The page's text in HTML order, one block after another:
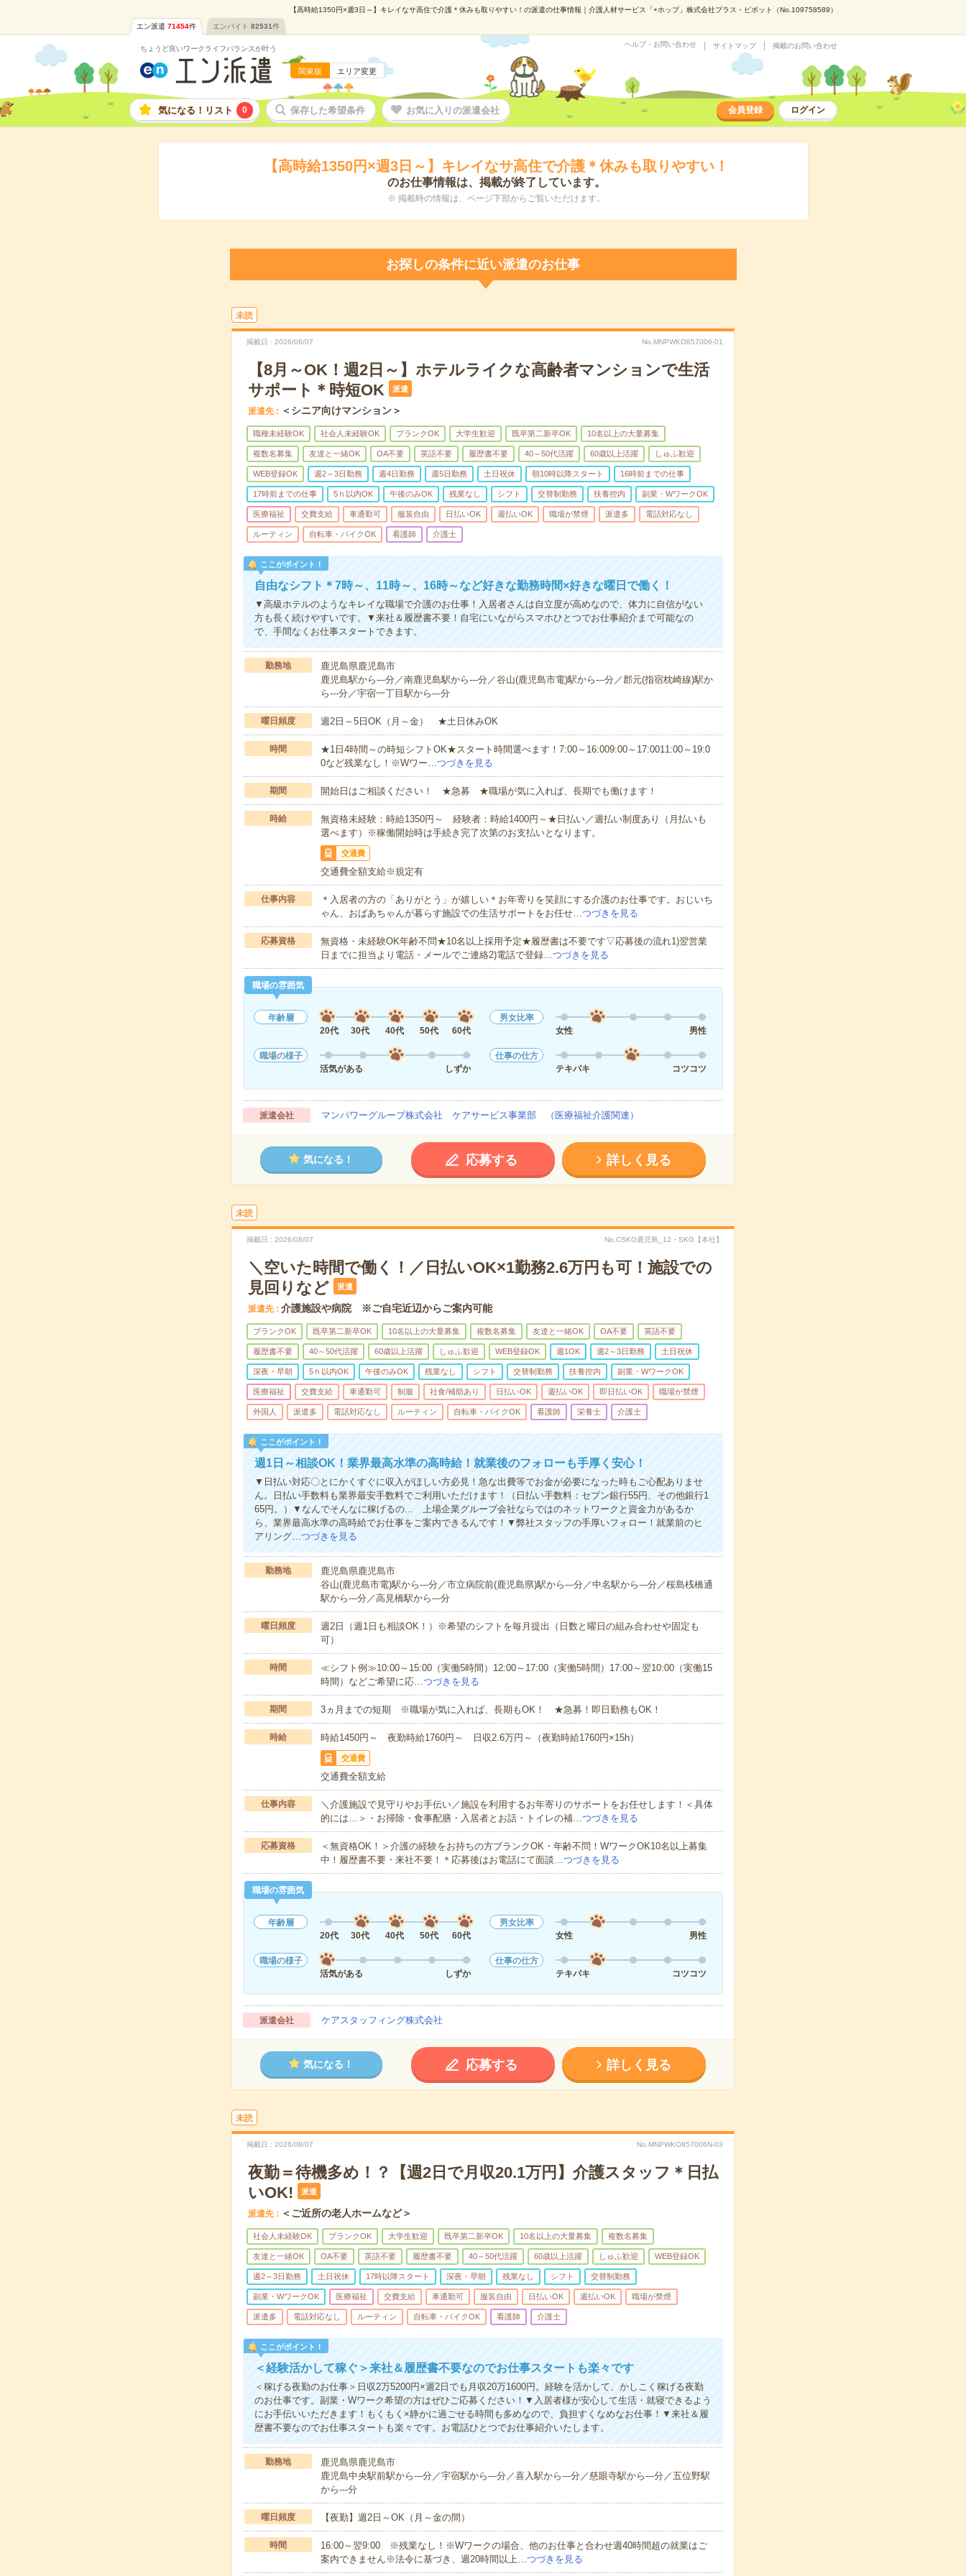
【高時給1350円×週3日～】キレイなサ高住で介護＊休みも取りやすい！の派遣の仕事情報｜介護人材サービス「+ホップ」株式会社プラス・ピボット（No.109758589）
エン派遣 71454件 エンバイト 82531件
ちょうど良いワークライフバランスが叶う
関東版 エリア変更
ヘルプ・お問い合わせ サイトマップ 掲載のお問い合わせ
気になる！リスト 0 保存した希望条件 お気に入りの派遣会社 会員登録 ログイン
【高時給1350円×週3日～】キレイなサ高住で介護＊休みも取りやすい！
のお仕事情報は、掲載が終了しています。
※ 掲載時の情報は、ページ下部からご覧いただけます。
お探しの条件に近い派遣のお仕事
未読
掲載日 2026/08/07 No.MNPWKO857006-01
【8月～OK！週2日～】ホテルライクな高齢者マンションで生活
サポート＊時短OK
派遣
派遣先 ＜シニア向けマンション＞
職種未経験OK 社会人未経験OK ブランクOK 大学生歓迎 既卒第二新卒OK 10名以上の大量募集
複数名募集 友達と一緒OK OA不要 英語不要 履歴書不要 40～50代活躍 60歳以上活躍 しゅふ歓迎
WEB登録OK 週2～3日勤務 週4日勤務 週5日勤務 土日祝休 朝10時以降スタート 16時前までの仕事
17時前までの仕事 5ｈ以内OK 午後のみOK 残業なし シフト 交替制勤務 扶養控内 副業・WワークOK
医療福祉 交費支給 車通勤可 服装自由 日払いOK 週払いOK 職場が禁煙 派遣多 電話対応なし
ルーティン 自転車・バイクOK 看護師 介護士
ここがポイント！
自由なシフト＊7時～、11時～、16時～など好きな勤務時間×好きな曜日で働く！
▼高級ホテルのようなキレイな職場で介護のお仕事！入居者さんは自立度が高めなので、体力に自信がない
方も長く続けやすいです。▼来社＆履歴書不要！自宅にいながらスマホひとつでお仕事紹介まで可能なの
で、手間なくお仕事スタートできます。
勤務地
鹿児島県鹿児島市
鹿児島駅から---分／南鹿児島駅から---分／谷山(鹿児島市電)駅から---分／郡元(指宿枕崎線)駅か
ら---分／宇宿一丁目駅から---分
曜日頻度 週2日～5日OK（月～金） ★土日休みOK
時間
★1日4時間～の時短シフトOK★スタート時間選べます！7:00～16:009:00～17:0011:00～19:0
0など残業なし！※Wワー…つづきを見る
期間 開始日はご相談ください！ ★急募 ★職場が気に入れば、長期でも働けます！
時給
無資格未経験：時給1350円～ 経験者：時給1400円～★日払い／週払い制度あり（月払いも
選べます）※稼働開始時は手続き完了次第のお支払いとなります。
交通費
交通費全額支給※規定有
仕事内容
＊入居者の方の「ありがとう」が嬉しい＊お年寄りを笑顔にする介護のお仕事です。おじいち
ゃん、おばあちゃんが暮らす施設での生活サポートをお任せ…つづきを見る
応募資格
無資格・未経験OK年齢不問★10名以上採用予定★履歴書は不要です▽応募後の流れ1)翌営業
日までに担当より電話・メールでご連絡2)電話で登録…つづきを見る
職場の雰囲気
年齢層
20代
30代 40代 50代 60代
男女比率
女性
男性
職場の様子
活気がある
しずか
仕事の仕方
テキパキ
コツコツ
派遣会社 マンパワーグループ株式会社 ケアサービス事業部 （医療福祉介護関連）
気になる！ 応募する 詳しく見る
未読
掲載日 2026/08/07 No.CSKO鹿児島_12・SKG【本社】
＼空いた時間で働く！／日払いOK×1勤務2.6万円も可！施設での
見回りなど
派遣
派遣先 介護施設や病院 ※ご自宅近辺からご案内可能
ブランクOK 既卒第二新卒OK 10名以上の大量募集 複数名募集 友達と一緒OK OA不要 英語不要
履歴書不要 40～50代活躍 60歳以上活躍 しゅふ歓迎 WEB登録OK 週1OK 週2～3日勤務 土日祝休
深夜・早朝 5ｈ以内OK 午後のみOK 残業なし シフト 交替制勤務 扶養控内 副業・WワークOK
医療福祉 交費支給 車通勤可 制服 社食/補助あり 日払いOK 週払いOK 即日払いOK 職場が禁煙
外国人 派遣多 電話対応なし ルーティン 自転車・バイクOK 看護師 栄養士 介護士
ここがポイント！
週1日～相談OK！業界最高水準の高時給！就業後のフォローも手厚く安心！
▼日払い対応〇とにかくすぐに収入がほしい方必見！急な出費等でお金が必要になった時もご心配ありませ
ん。日払い手数料も業界最安手数料でご利用いただけます！（日払い手数料：セブン銀行55円、その他銀行1
65円。）▼なんでそんなに稼げるの... 上場企業グループ会社ならではのネットワークと資金力があるか
ら、業界最高水準の高時給でお仕事をご案内できるんです！▼弊社スタッフの手厚いフォロー！就業前のヒ
アリング…つづきを見る
勤務地
鹿児島県鹿児島市
谷山(鹿児島市電)駅から---分／市立病院前(鹿児島県)駅から---分／中名駅から---分／桜島桟橋通
駅から---分／高見橋駅から---分
曜日頻度
週2日（週1日も相談OK！）※希望のシフトを毎月提出（日数と曜日の組み合わせや固定も
可）
時間
≪シフト例≫10:00～15:00（実働5時間）12:00～17:00（実働5時間）17:00～翌10:00（実働15
時間）などご希望に応…つづきを見る
期間 3ヵ月までの短期 ※職場が気に入れば、長期もOK！ ★急募！即日勤務もOK！
時給 時給1450円～ 夜勤時給1760円～ 日収2.6万円～（夜勤時給1760円×15h）
交通費
交通費全額支給
仕事内容
＼介護施設で見守りやお手伝い／施設を利用するお年寄りのサポートをお任せします！＜具体
的には…＞・お掃除・食事配膳・入居者とお話・トイレの補…つづきを見る
応募資格
＜無資格OK！＞介護の経験をお持ちの方ブランクOK・年齢不問！WワークOK10名以上募集
中！履歴書不要・来社不要！＊応募後はお電話にて面談…つづきを見る
職場の雰囲気
年齢層
20代
30代 40代 50代 60代
男女比率
女性
男性
職場の様子
活気がある
しずか
仕事の仕方
テキパキ
コツコツ
派遣会社 ケアスタッフィング株式会社
気になる！ 応募する 詳しく見る
未読
掲載日 2026/08/07 No.MNPWKO857006N-03
夜勤＝待機多め！？【週2日で月収20.1万円】介護スタッフ＊日払
いOK!
派遣
派遣先 ＜ご近所の老人ホームなど＞
社会人未経験OK ブランクOK 大学生歓迎 既卒第二新卒OK 10名以上の大量募集 複数名募集
友達と一緒OK OA不要 英語不要 履歴書不要 40～50代活躍 60歳以上活躍 しゅふ歓迎 WEB登録OK
週2～3日勤務 土日祝休 17時以降スタート 深夜・早朝 残業なし シフト 交替制勤務
副業・WワークOK 医療福祉 交費支給 車通勤可 服装自由 日払いOK 週払いOK 職場が禁煙
派遣多 電話対応なし ルーティン 自転車・バイクOK 看護師 介護士
ここがポイント！
＜経験活かして稼ぐ＞来社＆履歴書不要なのでお仕事スタートも楽々です
＜稼げる夜勤のお仕事＞日収2万5200円×週2日でも月収20万1600円。経験を活かして、かしこく稼げる夜勤
のお仕事です。副業・Wワーク希望の方はぜひご応募ください！▼入居者様が安心して生活・就寝できるよう
にお手伝いいただきます！もくもく×静かに過ごせる時間も多めなので、負担すくなめなお仕事！▼来社＆履
歴書不要なのでお仕事スタートも楽々です。お電話ひとつでお仕事紹介いたします。
勤務地
鹿児島県鹿児島市
鹿児島中央駅前駅から---分／宇宿駅から---分／喜入駅から---分／慈眼寺駅から---分／五位野駅
から---分
曜日頻度 【夜勤】週2日～OK（月～金の間）
時間
16:00～翌9:00 ※残業なし！※Wワークの場合、他のお仕事と合わせ週40時間超の就業はご
案内できません※法令に基づき、週20時間以上…つづきを見る